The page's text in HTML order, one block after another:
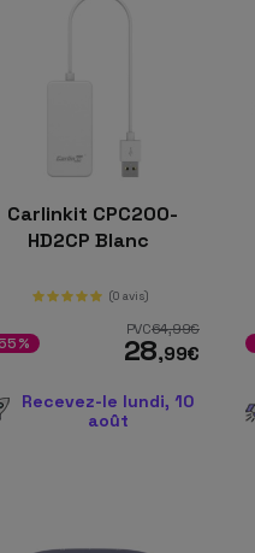
Carlinkit CPC200-
HD2CP Blanc
(0 avis)
PVC64,99€
28,99€
Recevez-le lundi, 10
août